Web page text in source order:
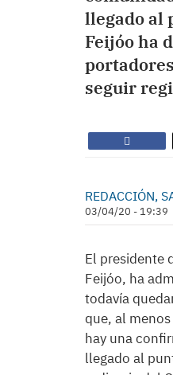
llegado al
Feijóo ha
seguir
REDACCIÓN,
03/04/20 - 19:39
El presidente
Feijóo, ha
todavía
que, al
hay una
llegado al